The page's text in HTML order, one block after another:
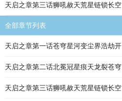
天启之章第三话狮吼赦天荒星链锁长空
全部章节列表
天启之章第一话苍穹星河变尘界浩劫开
天启之章第二话北冕冠星痕天龙裂苍穹
天启之章第三话狮吼赦天荒星链锁长空